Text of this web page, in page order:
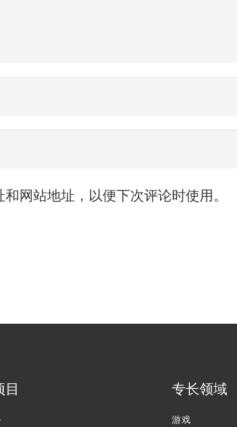
网站地址，以便下次评论时使用。
目 专长领域
游戏